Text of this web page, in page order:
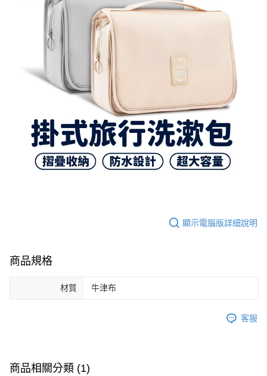
顯示電腦版詳細說明
商品規格
材質 牛津布
客服
商品相關分類 (1)